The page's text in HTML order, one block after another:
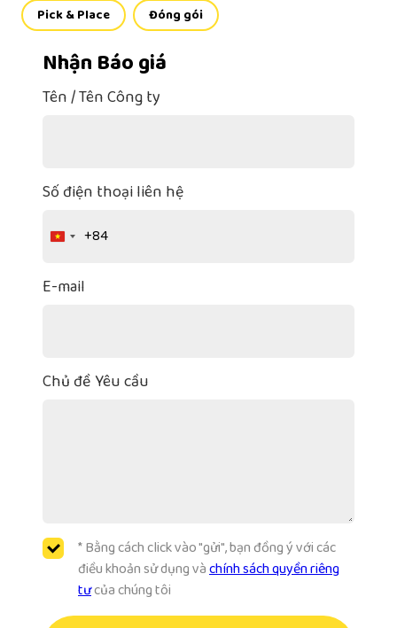
Pick & Place Đóng gói
Nhận Báo giá
Tên / Tên Công ty
Số điện thoại liên hệ
Vietnam
+84
E-mail
Chủ đề Yêu cầu
* Bằng cách click vào "gửi", bạn đồng ý với các
điều khoản sử dụng vàchính sách quyền riêng
tưcủa chúng tôi